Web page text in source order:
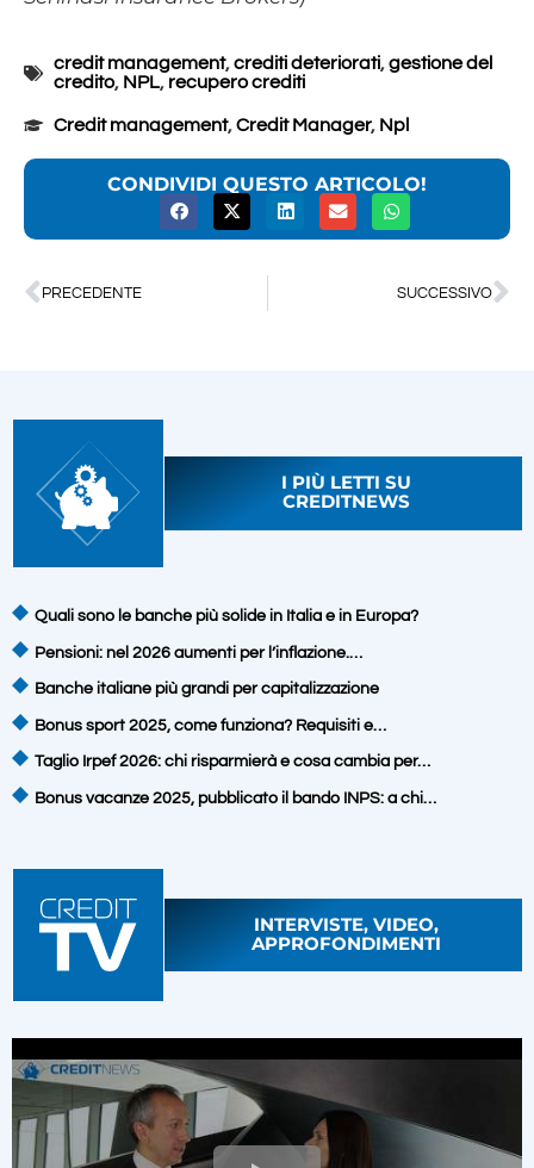
credit management,crediti deteriorati,gestione del
credito, NPL, recupero crediti
Credit management,Credit Manager, Npl
CONDIVIDI QUESTO ARTICOLO!
PRECEDENTE SUCCESSIVO
I PIÙ LETTI SU
CREDITNEWS
Quali sono le banche più solide in Italia e in Europa?
Pensioni: nel 2026 aumenti per l’inflazione.…
Banche italiane più grandi per capitalizzazione
Bonus sport 2025, come funziona? Requisiti e…
Taglio Irpef 2026: chi risparmierà e cosa cambia per…
Bonus vacanze 2025, pubblicato il bando INPS: a chi…
INTERVISTE, VIDEO,
APPROFONDIMENTI